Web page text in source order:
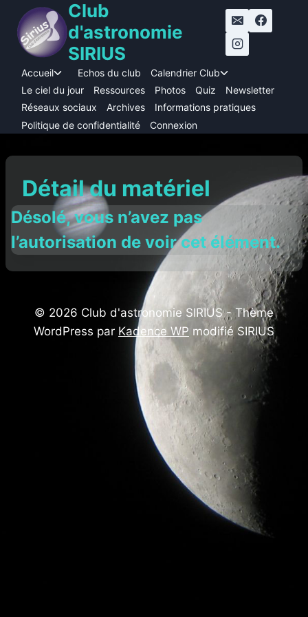
contenu
Club
d'astronomie
SIRIUS
Accueil
Ouvrir/fermer
le
menu
enfant
Echos du club Calendrier Club
le
menu
Le ciel du jour Ressources Photos Quiz
Newsletter
Réseaux sociaux
Archives
Informations pratiques
Politique de confidentialité
Connexion
Détail du matériel
Désolé, vous n’avez pas
l’autorisation de voir cet élément.
© 2026 Club d'astronomie SIRIUS - Thème
WordPress par Kadence WP modifié SIRIUS